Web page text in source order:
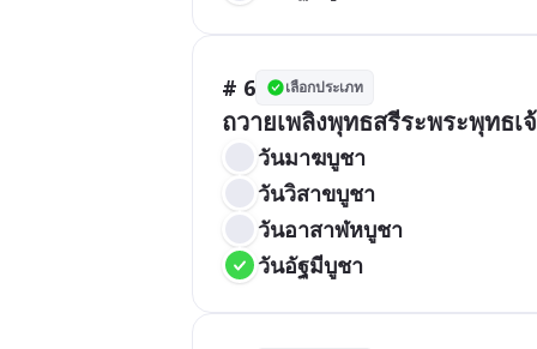
# 6 เลือกประเภท
ถวายเพลิงพุทธสรีระพระพุทธเ
วันมาฆบูชา
วันวิสาขบูชา
วันอาสาฬหบูชา
วันอัฐมีบูชา